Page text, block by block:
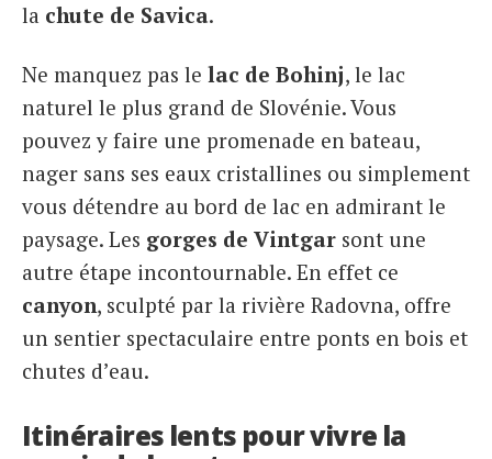
la chute de Savica.
Ne manquez pas le lac de Bohinj, le lac
naturel le plus grand de Slovénie. Vous
pouvez y faire une promenade en bateau,
nager sans ses eaux cristallines ou simplement
vous détendre au bord de lac en admirant le
paysage. Les gorges de Vintgar sont une
autre étape incontournable. En effet ce
canyon, sculpté par la rivière Radovna, offre
un sentier spectaculaire entre ponts en bois et
chutes d’eau.
Itinéraires lents pour vivre la